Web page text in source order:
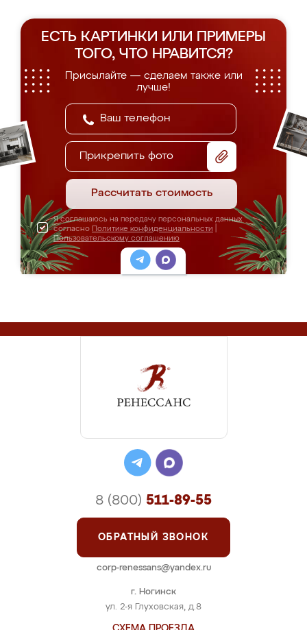
ЕСТЬ КАРТИНКИ ИЛИ ПРИМЕРЫ
ТОГО, ЧТО НРАВИТСЯ?
Присылайте — сделаем также или
лучше!
Прикрепить фото
Рассчитать стоимость
Я соглашаюсь на передачу персональных данных
согласно Политике конфиденциальности
Пользовательскому соглашению
г. Ногинск
ул. 2-я Глуховская, д.8
8 (800) 511-89-55
ОБРАТНЫЙ ЗВОНОК
corp-renessans@yandex.ru